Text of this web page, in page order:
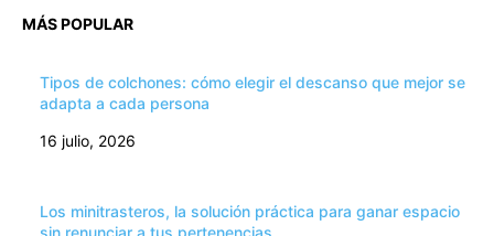
MÁS POPULAR
Tipos de colchones: cómo elegir el descanso que mejor se
adapta a cada persona
16 julio, 2026
Los minitrasteros, la solución práctica para ganar espacio
sin renunciar a tus pertenencias